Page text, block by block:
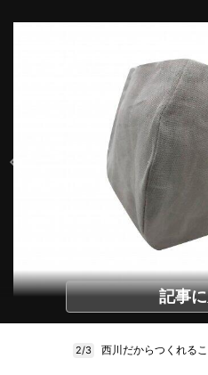
記事
2/3 西川だからつくれる